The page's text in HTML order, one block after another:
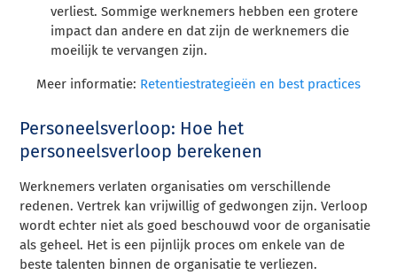
verliest. Sommige werknemers hebben een grotere
impact dan andere en dat zijn de werknemers die
moeilijk te vervangen zijn.
Meer informatie: Retentiestrategieën en best practices
Personeelsverloop: Hoe het
personeelsverloop berekenen
Werknemers verlaten organisaties om verschillende
redenen. Vertrek kan vrijwillig of gedwongen zijn. Verloop
wordt echter niet als goed beschouwd voor de organisatie
als geheel. Het is een pijnlijk proces om enkele van de
beste talenten binnen de organisatie te verliezen.